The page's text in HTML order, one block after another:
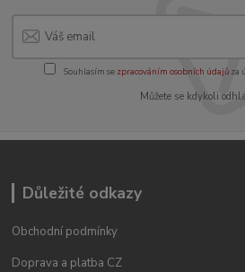
Souhlasím se zpracováním osobních údajůza
Můžete se kdykoli
Důležité odkazy
Obchodní podmínky
Doprava a platba CZ